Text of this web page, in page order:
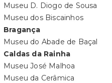
Museu D. Diogo de Sousa
Museu dos Biscainhos
Bragança
Museu do Abade de Baçal
Caldas da Rainha
Museu José Malhoa
Museu da Cerâmica